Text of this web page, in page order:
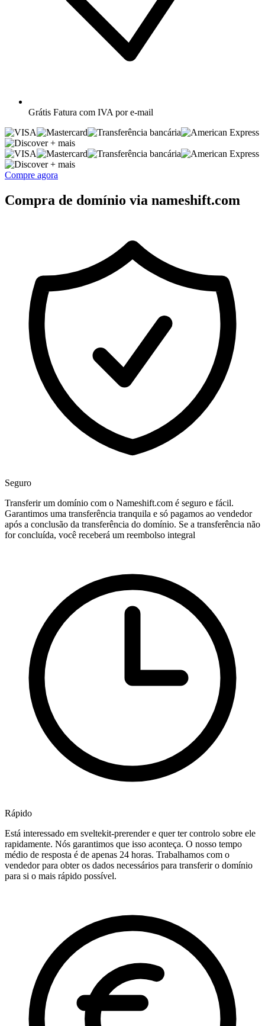
Grátis Fatura com IVA por e-mail
+ mais
+ mais
Compre agora
Compra de domínio via nameshift.com
Seguro
Transferir um domínio com o Nameshift.com é seguro e fácil.
Garantimos uma transferência tranquila e só pagamos ao vendedor
após a conclusão da transferência do domínio. Se a transferência não
for concluída, você receberá um reembolso integral
Rápido
Está interessado em sveltekit-prerender e quer ter controlo sobre ele
rapidamente. Nós garantimos que isso aconteça. O nosso tempo
médio de resposta é de apenas 24 horas. Trabalhamos com o
vendedor para obter os dados necessários para transferir o domínio
para si o mais rápido possível.